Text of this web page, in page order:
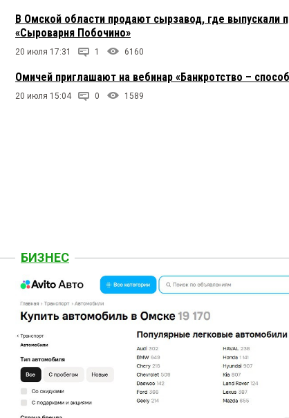
В Омской области продают сырзавод, где выпускали
«Сыроварня Побочино»
20 июля 17:31 1 6160
Омичей приглашают на вебинар «Банкротство –
20 июля 15:04 0 1589
БИЗНЕС